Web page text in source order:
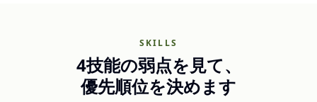
SKILLS
4技能の弱点を見て、
優先順位を決めます